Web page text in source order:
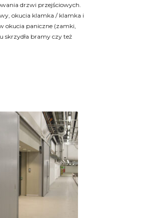
drzwi przejściowych.
okucia klamka / klamka i
okucia paniczne (zamki,
skrzydła bramy czy też